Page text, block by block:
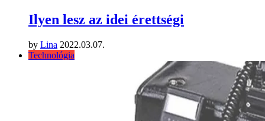
Ilyen lesz az idei érettségi
by Lina 2022.03.07.
Technológia